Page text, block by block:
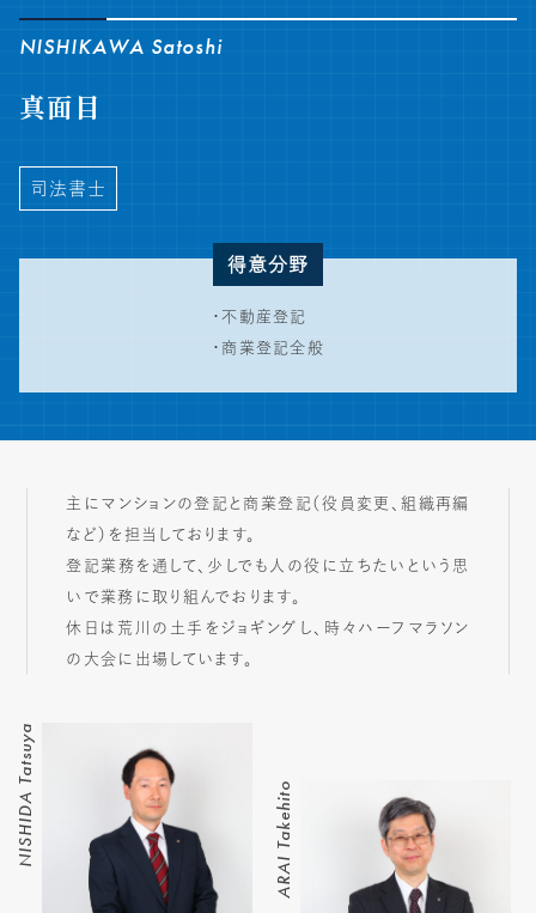
神田総合司法書士事務所では
「解決意欲」「寄り添う心」
採用ページはこちら
NISHIKAWA Satoshi
真面目
司法書士
得意分野
・不動産登記
・商業登記全般
主にマンションの登記と商業登記（役員変更、組織再編
など）を担当しております。
登記業務を通して、少しでも人の役に立ちたいという思
いで業務に取り組んでおります。
休日は荒川の土手をジョギングし、時々ハーフマラソン
の大会に出場しています。
NISHIDA Tatsuya ARAI Takehito